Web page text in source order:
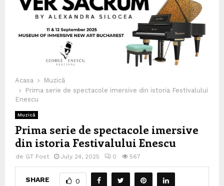
Acasa
Muzică
Prima serie de spectacole imersive din istoria Festivalului
Enescu
Muzică
Prima serie de spectacole imersive
din istoria Festivalului Enescu
de GT Post July 24, 2025 0 567
SHARE 0